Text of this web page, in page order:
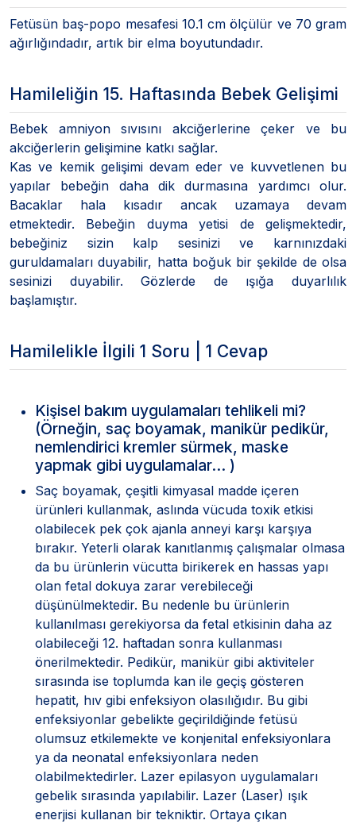
Fetüsün baş-popo mesafesi 10.1 cm ölçülür ve 70 gram
ağırlığındadır, artık bir elma boyutundadır.
Hamileliğin 15. Haftasında Bebek Gelişimi
Bebek amniyon sıvısını akciğerlerine çeker ve bu
akciğerlerin gelişimine katkı sağlar.
Kas ve kemik gelişimi devam eder ve kuvvetlenen bu
yapılar bebeğin daha dik durmasına yardımcı olur.
Bacaklar hala kısadır ancak uzamaya devam
etmektedir. Bebeğin duyma yetisi de gelişmektedir,
bebeğiniz sizin kalp sesinizi ve karnınızdaki
guruldamaları duyabilir, hatta boğuk bir şekilde de olsa
sesinizi duyabilir. Gözlerde de ışığa duyarlılık
başlamıştır.
Hamilelikle İlgili 1 Soru | 1 Cevap
Kişisel bakım uygulamaları tehlikeli mi?
(Örneğin, saç boyamak, manikür pedikür,
nemlendirici kremler sürmek, maske
yapmak gibi uygulamalar… )
Saç boyamak, çeşitli kimyasal madde içeren
ürünleri kullanmak, aslında vücuda toxik etkisi
olabilecek pek çok ajanla anneyi karşı karşıya
bırakır. Yeterli olarak kanıtlanmış çalışmalar olmasa
da bu ürünlerin vücutta birikerek en hassas yapı
olan fetal dokuya zarar verebileceği
düşünülmektedir. Bu nedenle bu ürünlerin
kullanılması gerekiyorsa da fetal etkisinin daha az
olabileceği 12. haftadan sonra kullanması
önerilmektedir. Pedikür, manikür gibi aktiviteler
sırasında ise toplumda kan ile geçiş gösteren
hepatit, hıv gibi enfeksiyon olasılığıdır. Bu gibi
enfeksiyonlar gebelikte geçirildiğinde fetüsü
olumsuz etkilemekte ve konjenital enfeksiyonlara
ya da neonatal enfeksiyonlara neden
olabilmektedirler. Lazer epilasyon uygulamaları
gebelik sırasında yapılabilir. Lazer (Laser) ışık
enerjisi kullanan bir tekniktir. Ortaya çıkan